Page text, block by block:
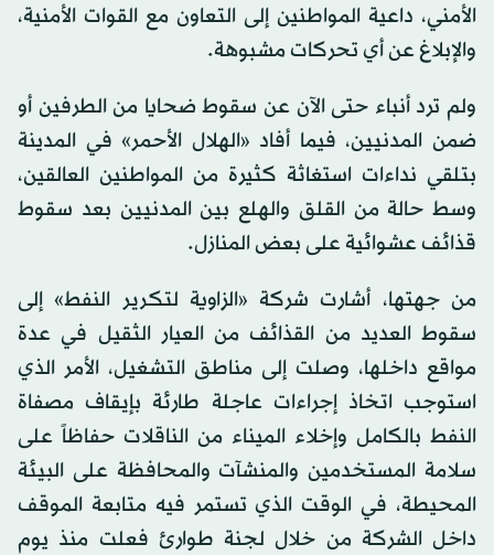
الأمني، داعية المواطنين إلى التعاون مع القوات الأمنية،
والإبلاغ عن أي تحركات مشبوهة.
ولم ترد أنباء حتى الآن عن سقوط ضحايا من الطرفين أو
ضمن المدنيين، فيما أفاد «الهلال الأحمر» في المدينة
بتلقي نداءات استغاثة كثيرة من المواطنين العالقين،
وسط حالة من القلق والهلع بين المدنيين بعد سقوط
قذائف عشوائية على بعض المنازل.
من جهتها، أشارت شركة «الزاوية لتكرير النفط» إلى
سقوط العديد من القذائف من العيار الثقيل في عدة
مواقع داخلها، وصلت إلى مناطق التشغيل، الأمر الذي
استوجب اتخاذ إجراءات عاجلة طارئة بإيقاف مصفاة
النفط بالكامل وإخلاء الميناء من الناقلات حفاظاً على
سلامة المستخدمين والمنشآت والمحافظة على البيئة
المحيطة، في الوقت الذي تستمر فيه متابعة الموقف
داخل الشركة من خلال لجنة طوارئ فعلت منذ يوم